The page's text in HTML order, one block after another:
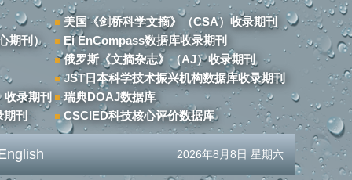
期刊）
录期刊
刊
美国《剑桥科学文摘》（CSA）收录期刊
Ei EnCompass数据库收录期刊
俄罗斯《文摘杂志》（AJ）收录期刊
JST日本科学技术振兴机构数据库收录期刊
瑞典DOAJ数据库
CSCIED科技核心评价数据库
2026年8月8日 星期六